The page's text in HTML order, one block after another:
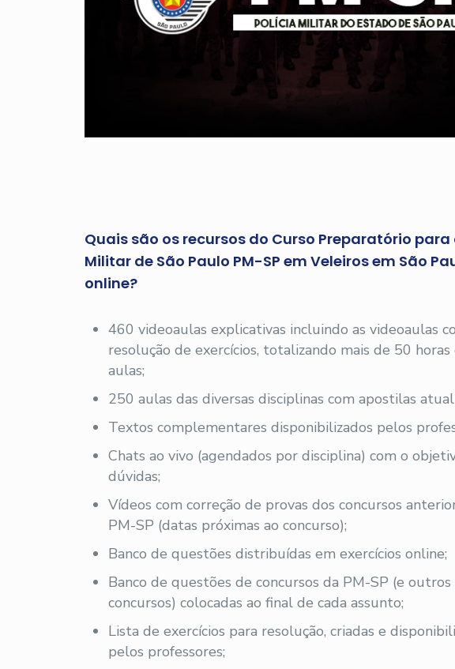
Quais são os recursos do Curso Preparatório para
Militar de São Paulo PM-SP em Veleiros em São
online?
460 videoaulas explicativas incluindo as videoaulas
resolução de exercícios, totalizando mais de 50 horas
aulas;
250 aulas das diversas disciplinas com apostilas
Textos complementares disponibilizados pelos
Chats ao vivo (agendados por disciplina) com o
dúvidas;
Vídeos com correção de provas dos concursos
PM-SP (datas próximas ao concurso);
Banco de questões distribuídas em exercícios online;
Banco de questões de concursos da PM-SP (e outros
concursos) colocadas ao final de cada assunto;
Lista de exercícios para resolução, criadas e
pelos professores;